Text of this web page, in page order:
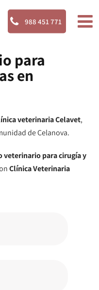
988 451 771
para
en
veterinaria Celavet,
de Celanova.
veterinario para cirugía y
Clínica Veterinaria